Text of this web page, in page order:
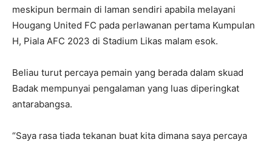
meskipun bermain di laman sendiri apabila melayani
Hougang United FC pada perlawanan pertama Kumpulan
H, Piala AFC 2023 di Stadium Likas malam esok.
Beliau turut percaya pemain yang berada dalam skuad
Badak mempunyai pengalaman yang luas diperingkat
antarabangsa.
“Saya rasa tiada tekanan buat kita dimana saya percaya